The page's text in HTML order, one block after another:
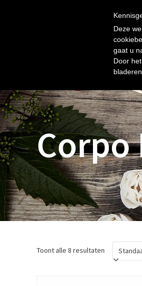
NIEUW
Corpo
Toont alle 8 resultaten
Deze
gaat u
Door